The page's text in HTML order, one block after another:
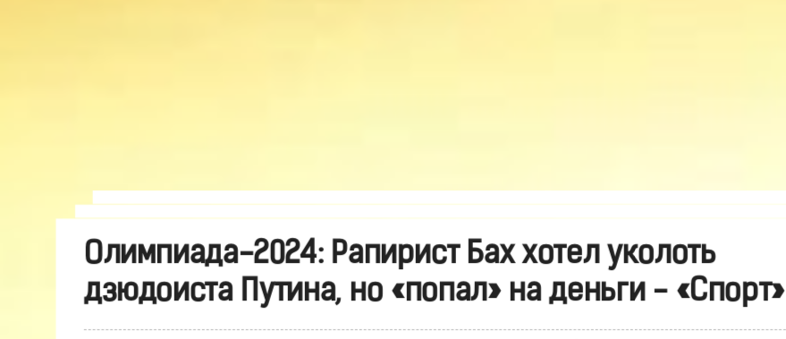
Олимпиада-2024: Рапирист Бах хотел уколоть
дзюдоиста Путина, но «попал» на деньги - «Спорт»